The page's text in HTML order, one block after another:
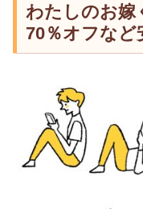
わたしのお嫁
70％オフなど